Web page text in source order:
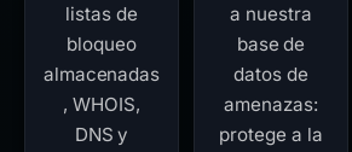
listas de
bloqueo
almacenadas
, WHOIS,
DNS y
a nuestra
base de
datos de
amenazas:
protege a la